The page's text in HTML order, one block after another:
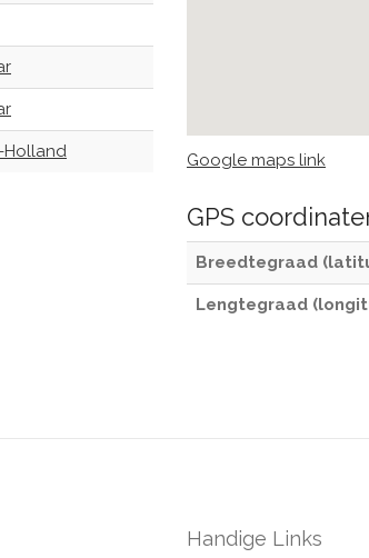
Google maps link
GPS
Breedtegraad
Lengtegraad
Handige Links